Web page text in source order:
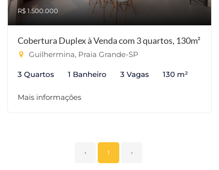
R$ 1.500.000
Cobertura Duplex à Venda com 3 quartos, 130m²
Guilhermina, Praia Grande-SP
3 Quartos 1 Banheiro 3 Vagas 130 m²
Mais informações
‹ 1 ›